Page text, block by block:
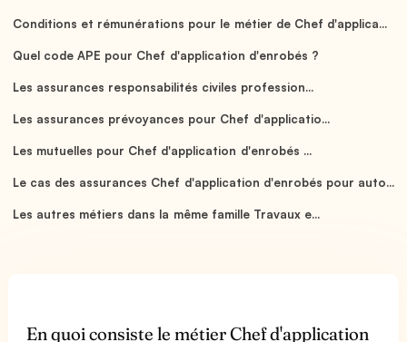
Conditions et rémunérations pour le métier de Chef d'applica...
Quel code APE pour Chef d'application d'enrobés ?
Les assurances responsabilités civiles profession...
Les assurances prévoyances pour Chef d'applicatio...
Les mutuelles pour Chef d'application d'enrobés ...
Le cas des assurances Chef d'application d'enrobés pour auto...
Les autres métiers dans la même famille Travaux e...
En quoi consiste le métier Chef d'application